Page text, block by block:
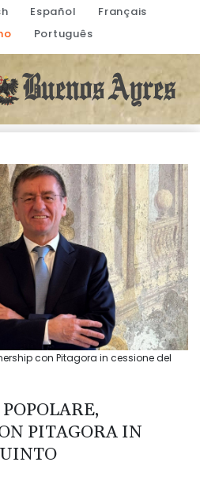
Español
Français
Português
con Pitagora in cessione del
PITAGORA IN